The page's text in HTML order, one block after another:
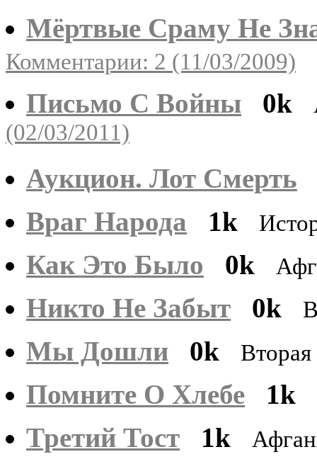
Мёртвые Сраму Не
Комментарии: 2 (11/03/2009)
Письмо С Войны 0k
(02/03/2011)
Аукцион. Лот Смерть
Враг Народа
1k
Как Это Было 0k
Никто Не Забыт 0k
Мы Дошли 0k
Помните О Хлебе
1k
Третий Тост
1k